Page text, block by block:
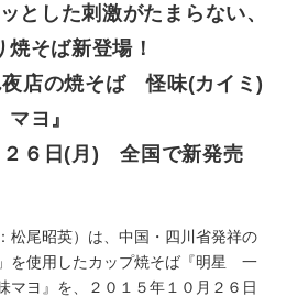
とした刺激がたまらない、
焼そば新登場！
店の焼そば 怪味(カイミ)
マヨ』
２６日(月) 全国で新発売
松尾昭英）は、中国・四川省発祥の
を使用したカップ焼そば『明星 一
ヨ』を、２０１５年１０月２６日